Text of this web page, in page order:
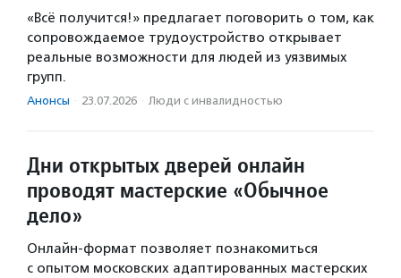
«Всё получится!» предлагает поговорить о том, как
сопровождаемое трудоустройство открывает
реальные возможности для людей из уязвимых
групп.
Анонсы · 23.07.2026 · Люди с инвалидностью
Дни открытых дверей онлайн
проводят мастерские «Обычное
дело»
Онлайн-формат позволяет познакомиться
с опытом московских адаптированных мастерских